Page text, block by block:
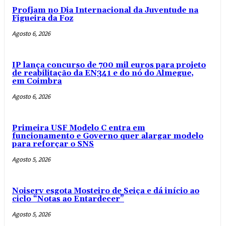
Profjam no Dia Internacional da Juventude na
Figueira da Foz
Agosto 6, 2026
IP lança concurso de 700 mil euros para projeto
de reabilitação da EN341 e do nó do Almegue,
em Coimbra
Agosto 6, 2026
Primeira USF Modelo C entra em
funcionamento e Governo quer alargar modelo
para reforçar o SNS
Agosto 5, 2026
Noiserv esgota Mosteiro de Seiça e dá início ao
ciclo “Notas ao Entardecer”
Agosto 5, 2026